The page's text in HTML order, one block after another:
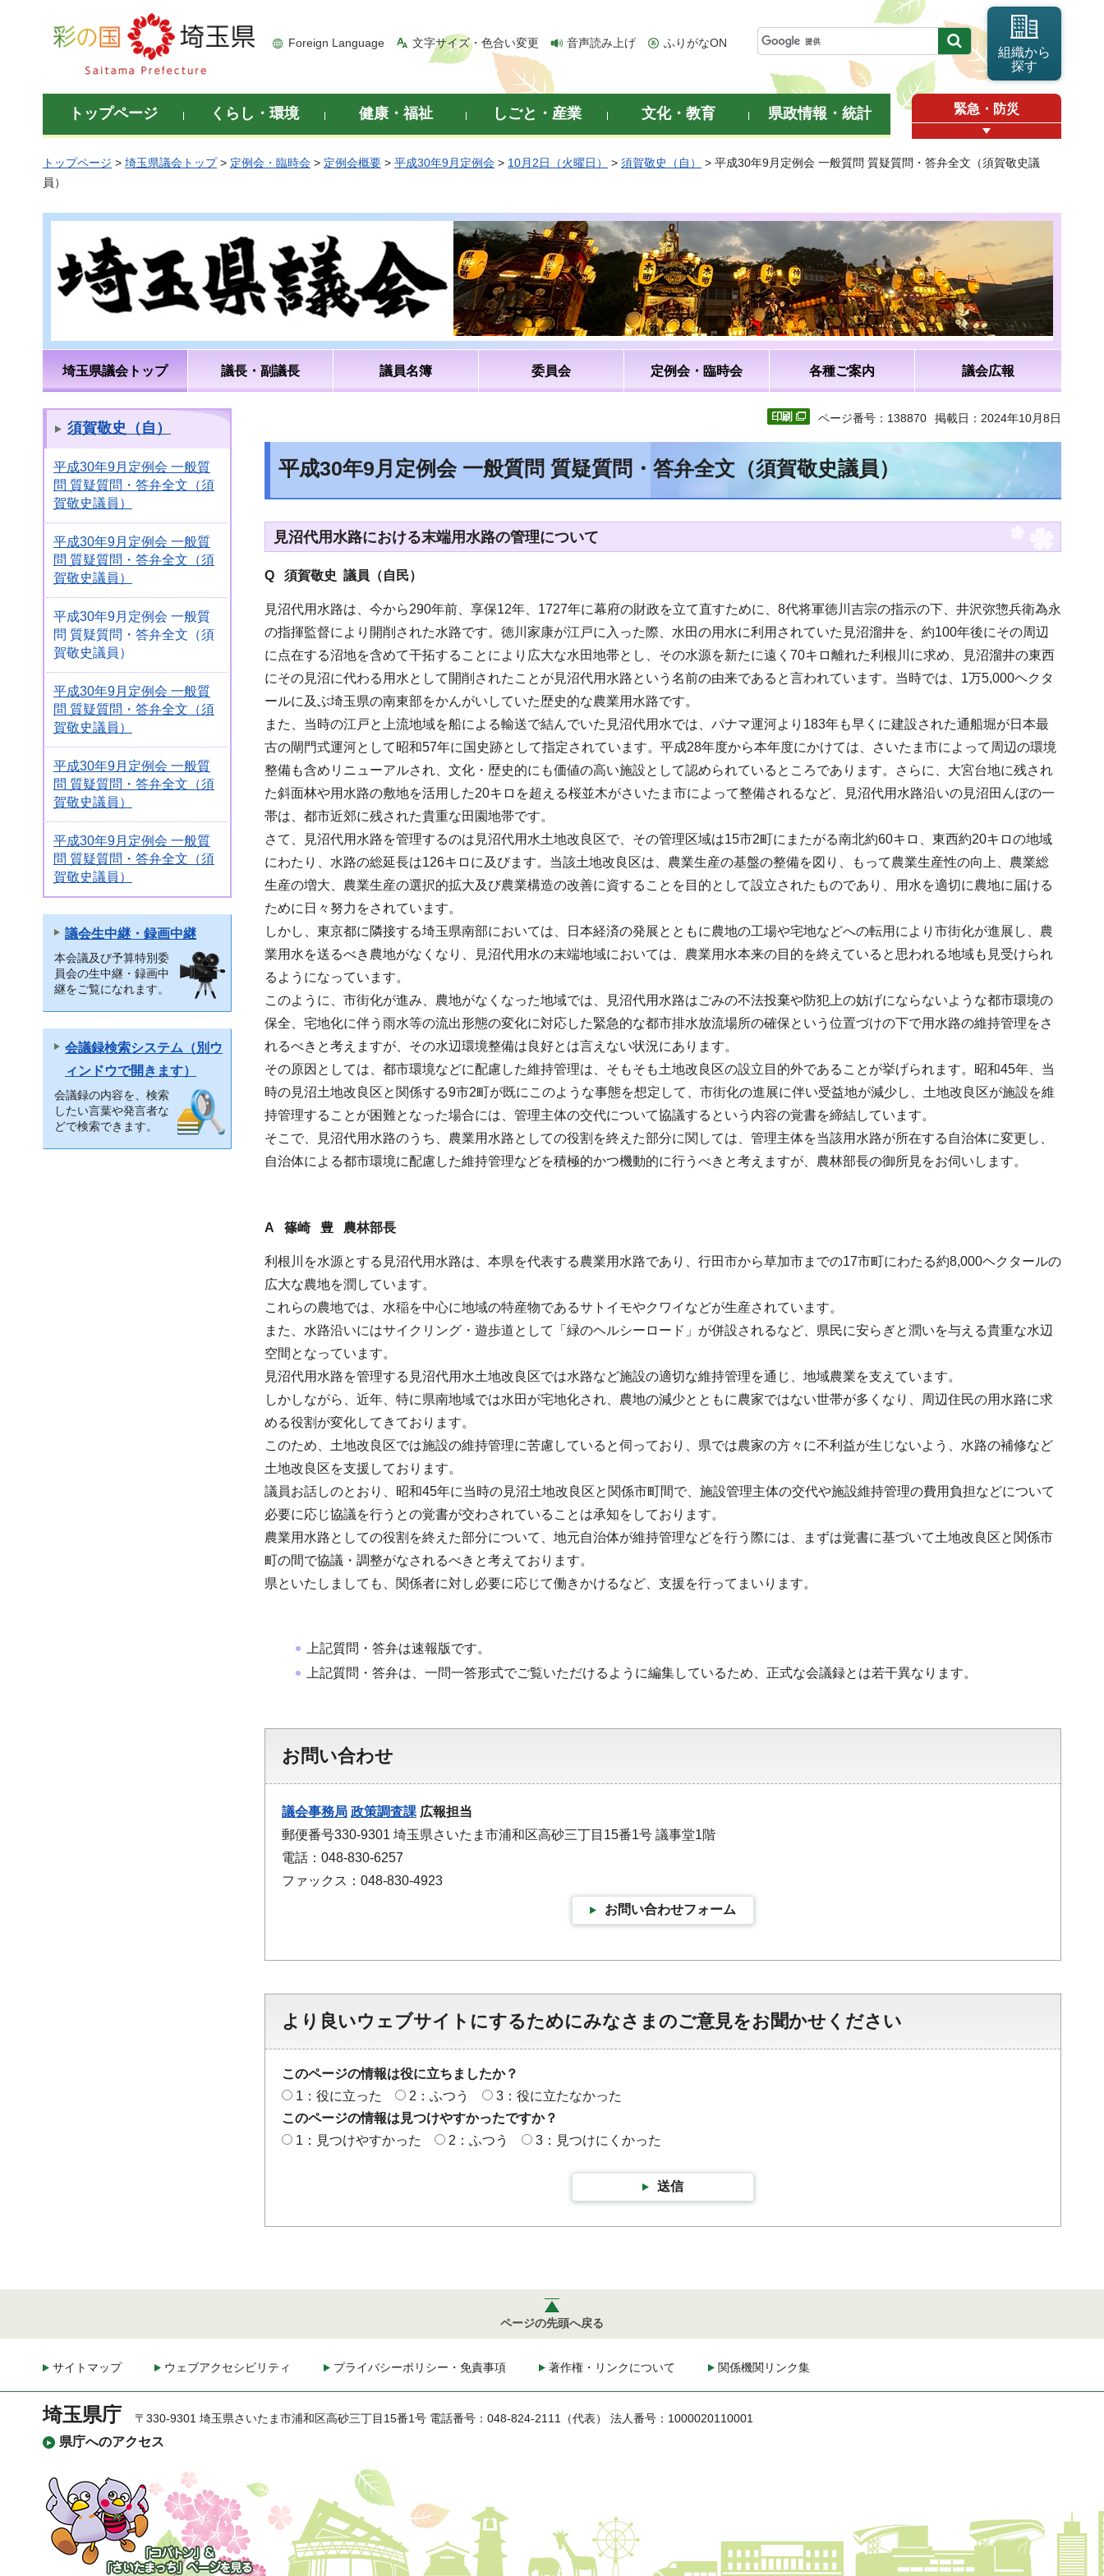
彩の国 埼玉県
Foreign Language 文字サイズ・色合い変更 音声読み上げ ふりがなON
組織から
探す
トップページ くらし・環境 健康・福祉 しごと・産業 文化・教育 県政情報・統計 緊急・防災
トップページ > 埼玉県議会トップ> 定例会・臨時会 > 定例会概要 > 平成30年9月定例会 > 10月2日（火曜日） > 須賀敬史（自）
> 平成30年9月定例会 一般質問 質疑質問・答弁全文（須賀敬史議
員）
埼玉県議会トップ 議長・副議長 議員名簿 委員会 定例会・臨時会 各種ご案内 議会広報
須賀敬史（自）
平成30年9月定例会 一般質
問 質疑質問・答弁全文（須
賀敬史議員）
平成30年9月定例会 一般質
問 質疑質問・答弁全文（須
賀敬史議員）
平成30年9月定例会 一般質
問 質疑質問・答弁全文（須
賀敬史議員）
平成30年9月定例会 一般質
問 質疑質問・答弁全文（須
賀敬史議員）
平成30年9月定例会 一般質
問 質疑質問・答弁全文（須
賀敬史議員）
平成30年9月定例会 一般質
問 質疑質問・答弁全文（須
賀敬史議員）
議会生中継・録画中継
本会議及び予算特別委
員会の生中継・録画中
継をご覧になれます。
会議録検索システム（別ウ
ィンドウで開きます）
会議録の内容を、検索
したい言葉や発言者な
どで検索できます。
ページ番号：138870 掲載日：2024年10月8日
平成30年9月定例会 一般質問 質疑質問・答弁全文（須賀敬史議員）
見沼代用水路における末端用水路の管理について
Q 須賀敬史 議員（自民）
見沼代用水路は、今から290年前、享保12年、1727年に幕府の財政を立て直すために、8代将軍徳川吉宗の指示の下、井沢弥惣兵衛為永
の指揮監督により開削された水路です。徳川家康が江戸に入った際、水田の用水に利用されていた見沼溜井を、約100年後にその周辺
に点在する沼地を含めて干拓することにより広大な水田地帯とし、その水源を新たに遠く70キロ離れた利根川に求め、見沼溜井の東西
にその見沼に代わる用水として開削されたことが見沼代用水路という名前の由来であると言われています。当時では、1万5,000ヘクタ
ールに及ぶ埼玉県の南東部をかんがいしていた歴史的な農業用水路です。
また、当時の江戸と上流地域を船による輸送で結んでいた見沼代用水では、パナマ運河より183年も早くに建設された通船堀が日本最
古の閘門式運河として昭和57年に国史跡として指定されています。平成28年度から本年度にかけては、さいたま市によって周辺の環境
整備も含めリニューアルされ、文化・歴史的にも価値の高い施設として認められているところであります。さらに、大宮台地に残され
た斜面林や用水路の敷地を活用した20キロを超える桜並木がさいたま市によって整備されるなど、見沼代用水路沿いの見沼田んぼの一
帯は、都市近郊に残された貴重な田園地帯です。
さて、見沼代用水路を管理するのは見沼代用水土地改良区で、その管理区域は15市2町にまたがる南北約60キロ、東西約20キロの地域
にわたり、水路の総延長は126キロに及びます。当該土地改良区は、農業生産の基盤の整備を図り、もって農業生産性の向上、農業総
生産の増大、農業生産の選択的拡大及び農業構造の改善に資することを目的として設立されたものであり、用水を適切に農地に届ける
ために日々努力をされています。
しかし、東京都に隣接する埼玉県南部においては、日本経済の発展とともに農地の工場や宅地などへの転用により市街化が進展し、農
業用水を送るべき農地がなくなり、見沼代用水の末端地域においては、農業用水本来の目的を終えていると思われる地域も見受けられ
るようになっています。
このように、市街化が進み、農地がなくなった地域では、見沼代用水路はごみの不法投棄や防犯上の妨げにならないような都市環境の
保全、宅地化に伴う雨水等の流出形態の変化に対応した緊急的な都市排水放流場所の確保という位置づけの下で用水路の維持管理をさ
れるべきと考えますが、その水辺環境整備は良好とは言えない状況にあります。
その原因としては、都市環境などに配慮した維持管理は、そもそも土地改良区の設立目的外であることが挙げられます。昭和45年、当
時の見沼土地改良区と関係する9市2町が既にこのような事態を想定して、市街化の進展に伴い受益地が減少し、土地改良区が施設を維
持管理することが困難となった場合には、管理主体の交代について協議するという内容の覚書を締結しています。
そこで、見沼代用水路のうち、農業用水路としての役割を終えた部分に関しては、管理主体を当該用水路が所在する自治体に変更し、
自治体による都市環境に配慮した維持管理などを積極的かつ機動的に行うべきと考えますが、農林部長の御所見をお伺いします。
A 篠崎 豊 農林部長
利根川を水源とする見沼代用水路は、本県を代表する農業用水路であり、行田市から草加市までの17市町にわたる約8,000ヘクタールの
広大な農地を潤しています。
これらの農地では、水稲を中心に地域の特産物であるサトイモやクワイなどが生産されています。
また、水路沿いにはサイクリング・遊歩道として「緑のヘルシーロード」が併設されるなど、県民に安らぎと潤いを与える貴重な水辺
空間となっています。
見沼代用水路を管理する見沼代用水土地改良区では水路など施設の適切な維持管理を通じ、地域農業を支えています。
しかしながら、近年、特に県南地域では水田が宅地化され、農地の減少とともに農家ではない世帯が多くなり、周辺住民の用水路に求
める役割が変化してきております。
このため、土地改良区では施設の維持管理に苦慮していると伺っており、県では農家の方々に不利益が生じないよう、水路の補修など
土地改良区を支援しております。
議員お話しのとおり、昭和45年に当時の見沼土地改良区と関係市町間で、施設管理主体の交代や施設維持管理の費用負担などについて
必要に応じ協議を行うとの覚書が交わされていることは承知をしております。
農業用水路としての役割を終えた部分について、地元自治体が維持管理などを行う際には、まずは覚書に基づいて土地改良区と関係市
町の間で協議・調整がなされるべきと考えております。
県といたしましても、関係者に対し必要に応じて働きかけるなど、支援を行ってまいります。
上記質問・答弁は速報版です。
上記質問・答弁は、一問一答形式でご覧いただけるように編集しているため、正式な会議録とは若干異なります。
お問い合わせ
議会事務局 政策調査課 広報担当
郵便番号330-9301 埼玉県さいたま市浦和区高砂三丁目15番1号 議事堂1階
電話：048-830-6257
ファックス：048-830-4923
お問い合わせフォーム
より良いウェブサイトにするためにみなさまのご意見をお聞かせください
このページの情報は役に立ちましたか？
1：役に立った
2：ふつう
3：役に立たなかった
このページの情報は見つけやすかったですか？
1：見つけやすかった
2：ふつう 3：見つけにくかった
送信
ページの先頭へ戻る
サイトマップ ウェブアクセシビリティ プライバシーポリシー・免責事項 著作権・リンクについて 関係機関リンク集
埼玉県庁
県庁へのアクセス
〒330-9301 埼玉県さいたま市浦和区高砂三丁目15番1号 電話番号：048-824-2111（代表） 法人番号：1000020110001
「コバトン」&「さいた